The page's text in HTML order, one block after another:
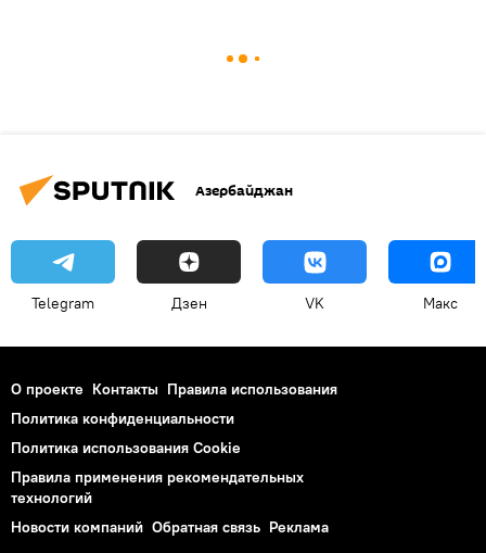
Азербайджан
Telegram Дзен VK Макс
О проекте Контакты Правила использования
Политика конфиденциальности
Политика использования Cookie
Правила применения рекомендательных
технологий
Новости компаний Обратная связь Реклама